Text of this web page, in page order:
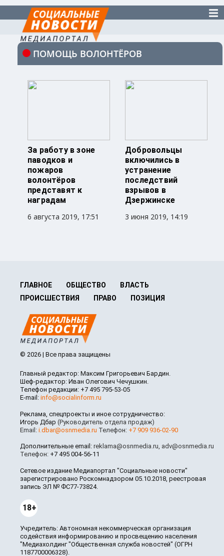
ПОМОЩЬ ВОЛОНТЁРОВ
За работу в зоне
паводков и
пожаров
волонтёров
представят к
наградам
6 августа 2019, 17:51
Добровольцы
включились в
устранение
последствий
взрывов в
Дзержинске
3 июня 2019, 14:19
ГЛАВНОЕ ОБЩЕСТВО
ВЛАСТЬ
ПРОИСШЕСТВИЯ
ПРАВО ПОЗИЦИЯ
© 2026 | Все права защищены
Главный редактор: Максим Григорьевич Бардин.
Шеф-редактор: Иван Олегович Чечушкин.
Телефон редакции: +7 495 795-53-05
E-mail: info@socialinform.ru
Реклама, спецпроекты и иное сотрудничество:
Игорь Дбар (Руководитель отдела продаж)
Email: i.dbar@osnmedia.ru Телефон: +7 909 936-02-90
Дополнительные email: reklama@osnmedia.ru, adv@osnmedia.ru
Телефон: +7 495 004-56-11
Сетевое издание Медиапортал "Социальные новости"
зарегистрировано Роскомнадзором 05.10.2018, реестровая
запись ЭЛ № ФС77-73824.
18+
Учредитель: Автономная некоммерческая организация
содействия информированию и просвещению населения
"Медиахолдинг "Общественная служба новостей" (ОГРН
1187700006328).